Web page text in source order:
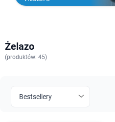
Żelazo
(produktów: 45)